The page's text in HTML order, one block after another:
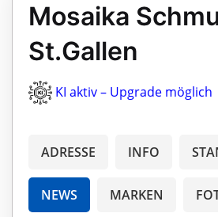
Mosaika
St.Gallen
KI aktiv – Upgrade möglich
ADRESSE INFO
NEWS MARKEN